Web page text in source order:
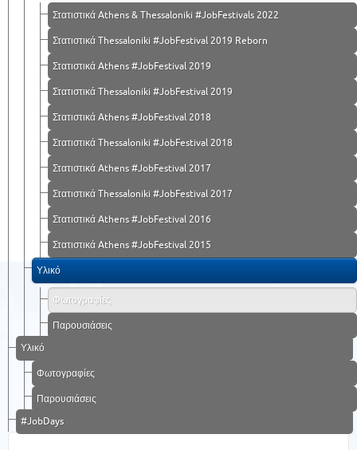
Στατιστικά Athens & Thessaloniki #JobFestivals 2022
Στατιστικά Thessaloniki #JobFestival 2019 Reborn
Στατιστικά Athens #JobFestival 2019
Στατιστικά Thessaloniki #JobFestival 2019
Στατιστικά Athens #JobFestival 2018
Στατιστικά Thessaloniki #JobFestival 2018
Στατιστικά Athens #JobFestival 2017
Στατιστικά Thessaloniki #JobFestival 2017
Στατιστικά Athens #JobFestival 2016
Στατιστικά Athens #JobFestival 2015
Υλικό
Φωτογραφίες
Παρουσιάσεις
Υλικό
Φωτογραφίες
Παρουσιάσεις
#JobDays